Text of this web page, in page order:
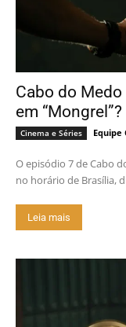
Cabo do
em “Mongrel”?
Cinema e Séries Equipe
O episódio 7 de Cabo
no horário de Brasília,
Leia mais